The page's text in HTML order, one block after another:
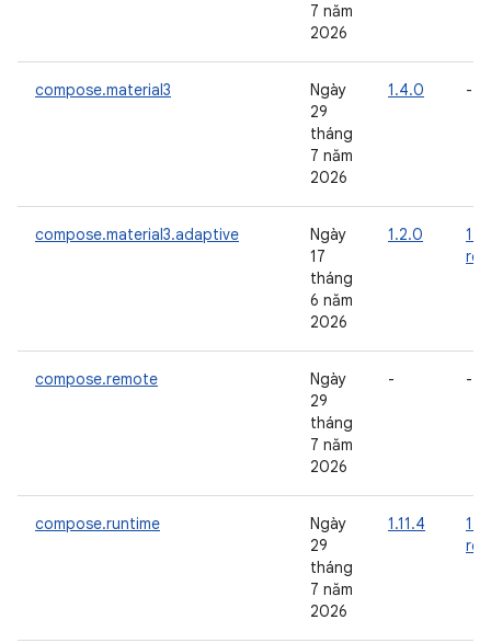
7 năm
2026
compose.material3
Ngày
29
tháng
7 năm
2026
1.4.0 -
compose.material3.adaptive
Ngày
17
tháng
6 năm
2026
1.2.0
compose.remote
Ngày
29
tháng
7 năm
2026
- -
compose.runtime
Ngày
29
tháng
7 năm
2026
1.11.4